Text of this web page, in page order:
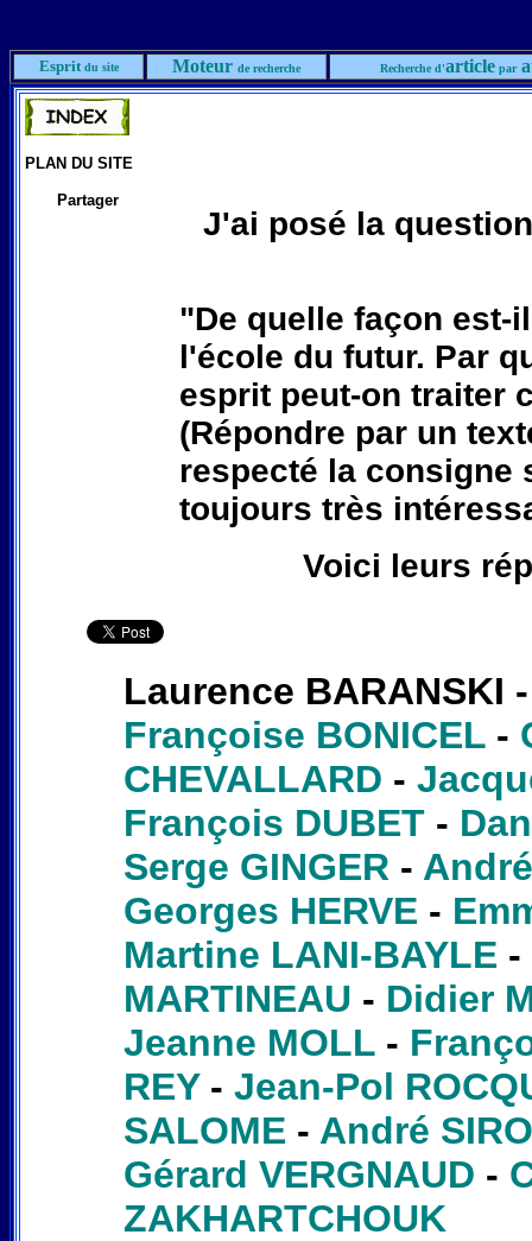
Espritdu site Moteur de recherche Recherche d'article par
PLAN DU SITE
Partager
J'ai posé la
"De quelle façon est-
l'école du futur. Par
esprit peut-on traiter
(Répondre par un
respecté la consigne
toujours très
Voici leurs
Laurence BARANSKI
Françoise BONICEL-
CHEVALLARD -
François DUBET-
Serge GINGER -
Georges HERVE-
Martine LANI-BAYLE-
MARTINEAU - Didier
Jeanne MOLL-
REY- Jean-Pol
SALOME- André
Gérard VERGNAUD -
ZAKHARTCHOUK